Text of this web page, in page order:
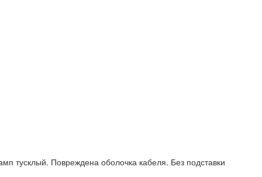
тусклый. Повреждена оболочка кабеля. Без подставки